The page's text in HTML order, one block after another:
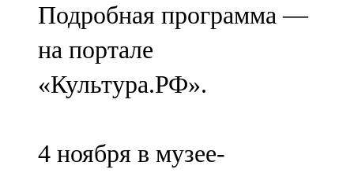
Подробная программа —
на портале
«Культура.РФ».
4 ноября в музее-